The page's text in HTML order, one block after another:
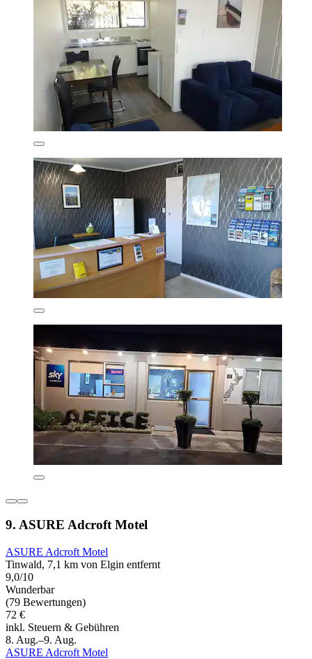
9. ASURE Adcroft Motel
ASURE Adcroft Motel
Tinwald, 7,1 km von Elgin entfernt
9,0/10
Wunderbar
(79 Bewertungen)
72 €
inkl. Steuern & Gebühren
8. Aug.–9. Aug.
ASURE Adcroft Motel